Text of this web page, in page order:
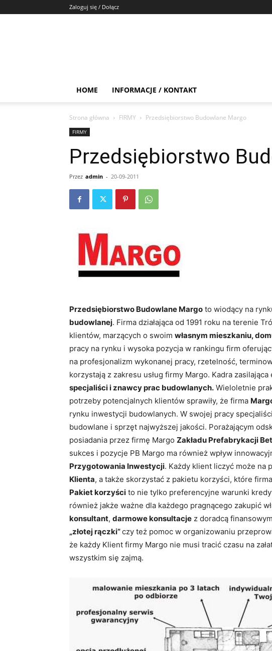
Zaloguj się / Dołącz
HOME INFORMACJE / KONTAKT
Strona główna FIRMY Przedsiębiorstwo Budowlane Margo
FIRMY
Przedsiębiorstwo
Przez admin - 20-09-2011
Przedsiębiorstwo Budowlane Margo to wiodący na
budowlanej. Firma działająca od 1991 roku na terenie
klientów, marzących o swoim własnym mieszkaniu,
pracy na rynku i wysoka pozycja w rankingu firm
na profesjonalizm wykonanej pracy, rzetelność,
korzystają z zakresu usług firmy Margo. Kadra
specjaliści i znawcy prac budowlanych. Wieloletnie
potrzeby potencjalnych klientów sprawiły, że firma
rynku inwestycji budowlanych. W swojej pracy
budowlane i sprzęt najwyższej jakości. Porażającym
posiadania przez firmę Margo Zakładu Prefabrykacji
sukces i pozycje PB Margo ma również wpływ
Przygotowania Inwestycji. Każdy klient liczyć może na
Klienta, a także skorzystać z pakietu korzyści, które
Pakiet korzyści to nie tylko preferencyjne warunki
również jakże ważne dla każdego pragnącego zakupić
konsultant, darmowe konsultacje z doradcą
„złotej rączki”czy też pomoc w organizowaniu
że każdy Klient firmy Margo nie musi tracić czasu na
wszystkim się zajmą.